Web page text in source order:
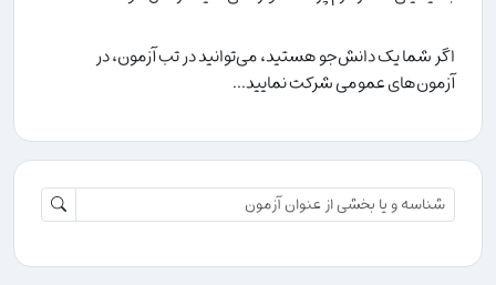
اگر شما یک دانش‌جو هستید، می‌توانید در تب آزمون، در
آزمون‌های عمومی شرکت نمایید...